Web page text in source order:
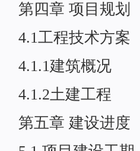
第四章 项目规划
4.1工程技术方案
4.1.1建筑概况
4.1.2土建工程
第五章 建设进度